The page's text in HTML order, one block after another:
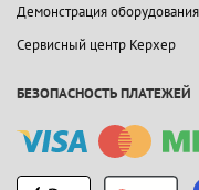
Демонстрация оборудования
Сервисный центр Керхер
БЕЗОПАСНОСТЬ ПЛАТЕЖЕЙ